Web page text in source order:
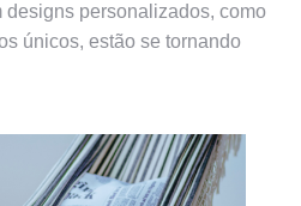
personalizados, como
únicos, estão se tornando